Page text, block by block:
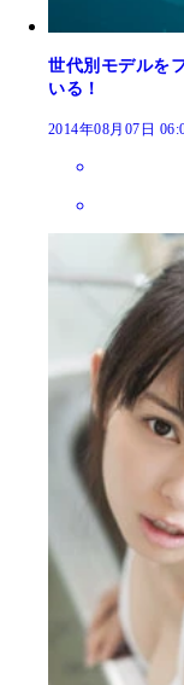
世代別モデルを
いる！
2014年08月07日